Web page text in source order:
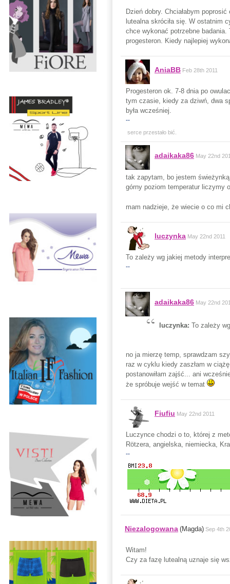
Dzień dobry. Chciałabym
lutealna skróciła się. W ostatnim
chce wykonać potrzebne
progesteron. Kiedy najlepiej
AniaBB Feb 28th 2011
Progesteron ok. 7-8 dnia po
tym czasie, kiedy za dziwń, dwa
była wcześniej.
--
serce przestało bić.
adaikaka86 May 22nd
tak zapytam, bo jestem
górny poziom temperatur liczymy
mam nadzieje, że wiecie o co mi
luczynka May 22nd 2011
To zależy wg jakiej metody
--
adaikaka86 May 22nd
luczynka: To zależy
no ja mierzę temp, sprawdzam
raz w cyklu kiedy zaszłam w
postanowiłam zajść... ani
że spróbuje wejść w temat
Fiufiu May 22nd 2011
Luczynce chodzi o to, której z
Rötzera, angielska, niemiecka,
--
Niezalogowana (Magda) Sep 4th
Witam!
Czy za fazę lutealną uznaje się